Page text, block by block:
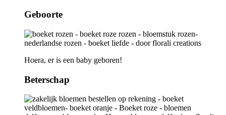
Geboorte
Hoera, er is een baby geboren!
Beterschap